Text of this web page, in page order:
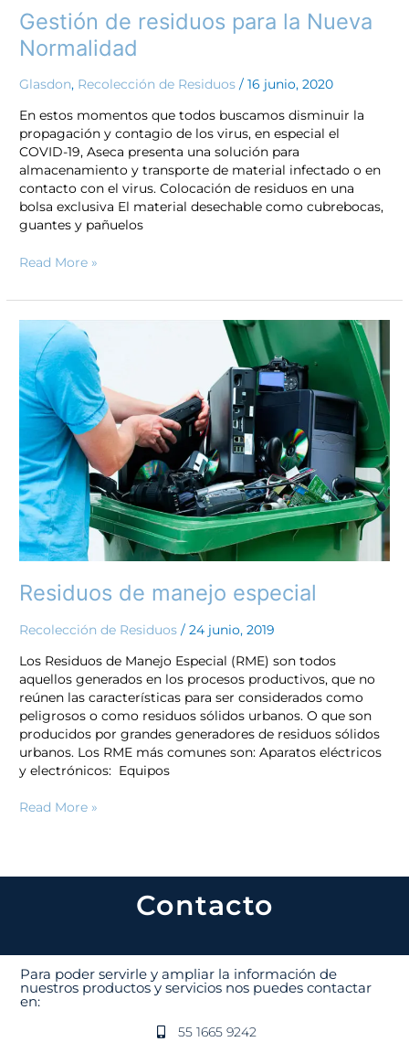
Gestión de residuos para la Nueva
Normalidad
Glasdon, Recolección de Residuos /16 junio, 2020
En estos momentos que todos buscamos disminuir la
propagación y contagio de los virus, en especial el
COVID-19, Aseca presenta una solución para
almacenamiento y transporte de material infectado o en
contacto con el virus. Colocación de residuos en una
bolsa exclusiva El material desechable como cubrebocas,
guantes y pañuelos
Read More »
Residuos de manejo especial
Recolección de Residuos /24 junio, 2019
Los Residuos de Manejo Especial (RME) son todos
aquellos generados en los procesos productivos, que no
reúnen las características para ser considerados como
peligrosos o como residuos sólidos urbanos. O que son
producidos por grandes generadores de residuos sólidos
urbanos. Los RME más comunes son: Aparatos eléctricos
y electrónicos: Equipos
Residuos
de
manejo
especial
Read More »
Contacto
Para poder servirle y ampliar la información de
nuestros productos y servicios nos puedes contactar
en:
55 1665 9242